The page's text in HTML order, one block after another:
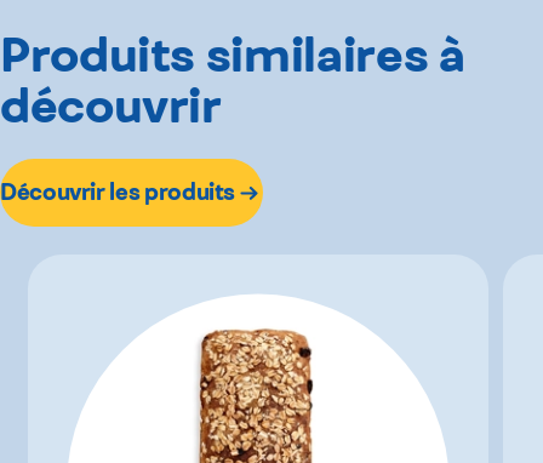
Produits similaires à
découvrir
Découvrir les produits